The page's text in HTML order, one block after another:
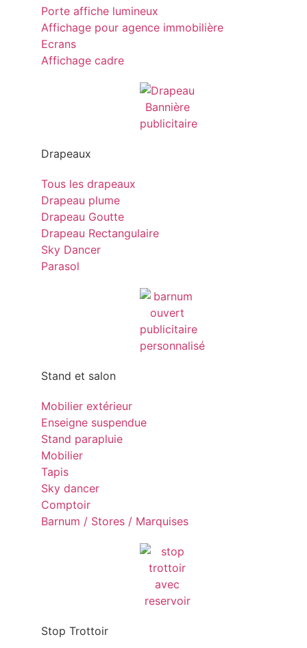
Porte affiche lumineux
Affichage pour agence immobilière
Ecrans
Affichage cadre
Drapeaux
Tous les drapeaux
Drapeau plume
Drapeau Goutte
Drapeau Rectangulaire
Sky Dancer
Parasol
Stand et salon
Mobilier extérieur
Enseigne suspendue
Stand parapluie
Mobilier
Tapis
Sky dancer
Comptoir
Barnum / Stores / Marquises
Stop Trottoir